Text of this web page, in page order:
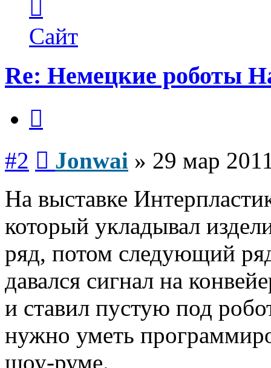
пользователя
Jonwai
Сайт
Re: Немецкие роботы
#2 Jonwai » 29 мар
На выставке
который укладывал
ряд, потом следующий
давался сигнал на
и ставил пустую под
нужно уметь
шоу-руме.